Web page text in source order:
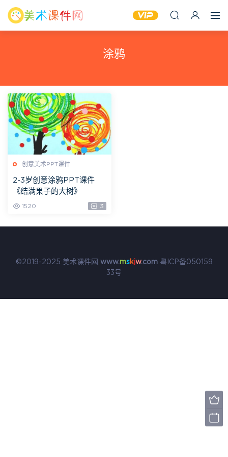
涂鸦
创意美术PPT课件
2-3岁创意涂鸦PPT课件
《结满果子的大树》
1520 3
©2019-2025 美术课件网 www.mskjw.com粤ICP备050159
33号